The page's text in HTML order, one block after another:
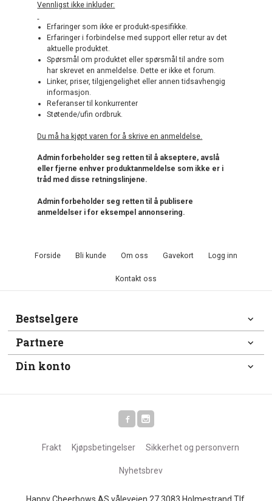
Vennligst ikke inkluder:
Erfaringer som ikke er produkt-spesifikke.
Erfaringer i forbindelse med support eller retur av det
aktuelle produktet.
Spørsmål om produktet eller spørsmål til andre som
har skrevet en anmeldelse. Dette er ikke et forum.
Linker, priser, tilgjengelighet eller annen tidsavhengig
informasjon.
Referanser til konkurrenter
Støtende/ufin ordbruk.
Du må ha kjøpt varen for å skrive en anmeldelse.
Admin forbeholder seg retten til å akseptere, avslå
eller fjerne enhver produktanmeldelse som ikke er i
tråd med disse retningslinjene.
Admin forbeholder seg retten til å publisere
anmeldelser i for eksempel annonsering.
Forside Bli kunde Om oss Gavekort Logg inn
Kontakt oss
Bestselgere
Partnere
Din konto
Frakt Kjøpsbetingelser Sikkerhet og personvern
Nyhetsbrev
Happy Cheerbows AS våleveien 27 3083 Holmestrand Tlf.